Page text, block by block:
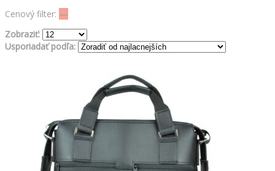
Cenový filter: —
Zobraziť:
Usporiadať podľa: